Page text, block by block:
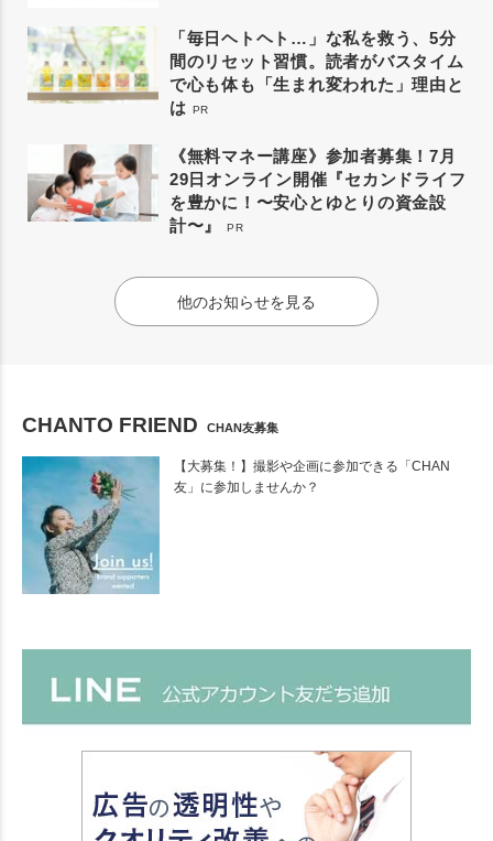
「毎日ヘトヘト…」な私を救う、5分
間のリセット習慣。読者がバスタイム
で心も体も「生まれ変われた」理由と
は PR
《無料マネー講座》参加者募集！7月
29日オンライン開催『セカンドライフ
を豊かに！〜安心とゆとりの資金設
計〜』
PR
他のお知らせを見る
CHANTO FRIEND CHAN友募集
【大募集！】撮影や企画に参加できる「CHAN
友」に参加しませんか？